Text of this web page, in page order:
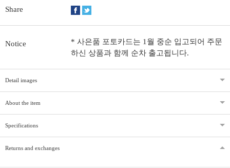
Share
Notice
* 사은품 포토카드는 1월 중순 입고되어 주문
하신 상품과 함께 순차 출고됩니다.
Detail images
About the item
Specifications
Returns and exchanges